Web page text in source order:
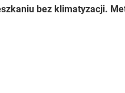
bez klimatyzacji.